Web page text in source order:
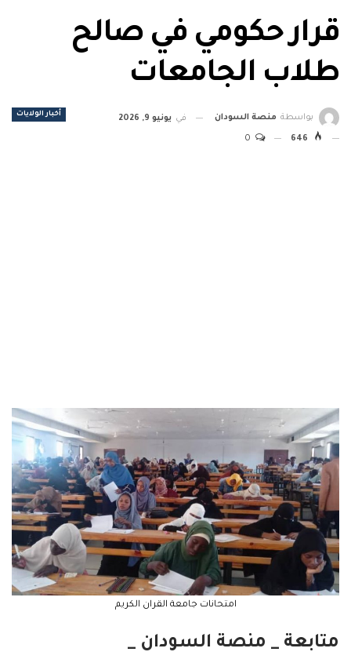
قرار حكومي في صالح
طلاب الجامعات
أخبار الولايات بواسطة منصة السودان في يونيو 9, 2026
646
امتحانات جامعة القران الكريم
متابعة _ منصة السودان _